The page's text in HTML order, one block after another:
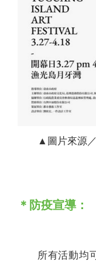
▲圖片來源
＊防疫宣導：
所有活動均